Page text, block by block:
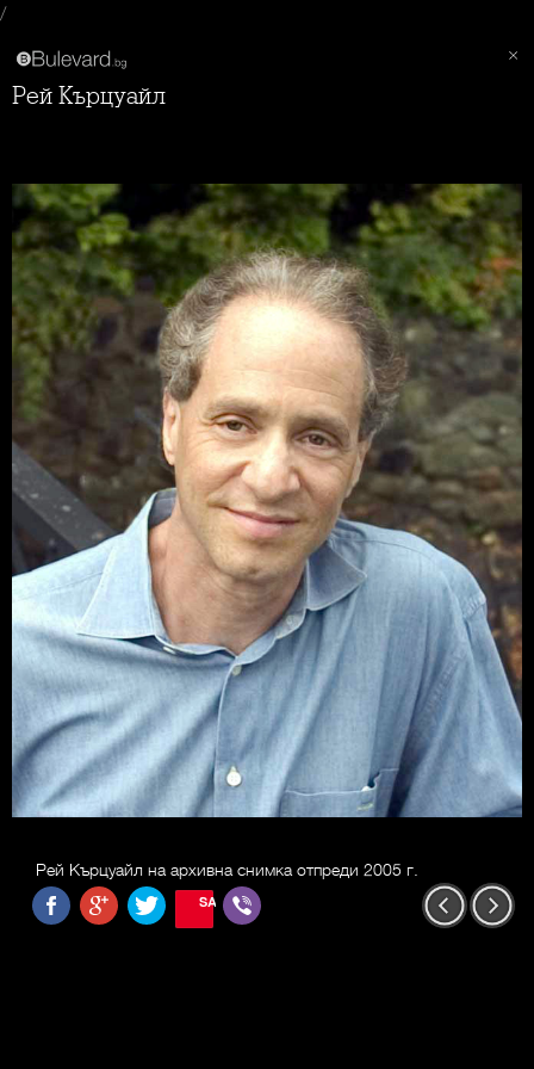
/
Рей Кърцуайл
Рей Кърцуайл на архивна снимка отпреди 2005 г.
SAVE